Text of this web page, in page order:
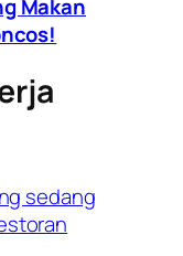
Makan
sedang